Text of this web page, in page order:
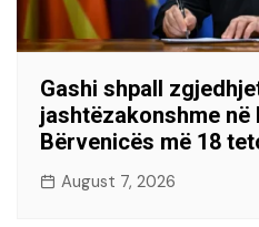
Gashi shpall
jashtëzakonshme në
Bërvenicës më 18
August 7, 2026